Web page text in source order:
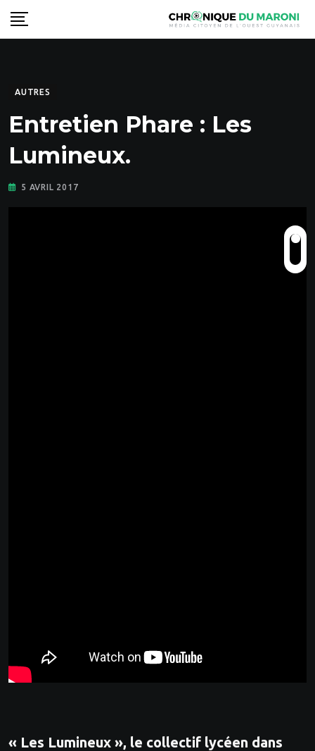
Skip
to
AUTRES
Entretien Phare : Les
Lumineux.
5 AVRIL 2017
« Les Lumineux », le collectif lycéen dans